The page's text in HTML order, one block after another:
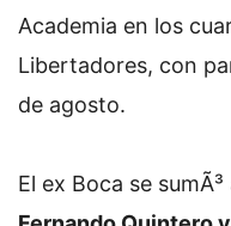
Academia en los
Libertadores, con
de agosto.
El ex Boca se